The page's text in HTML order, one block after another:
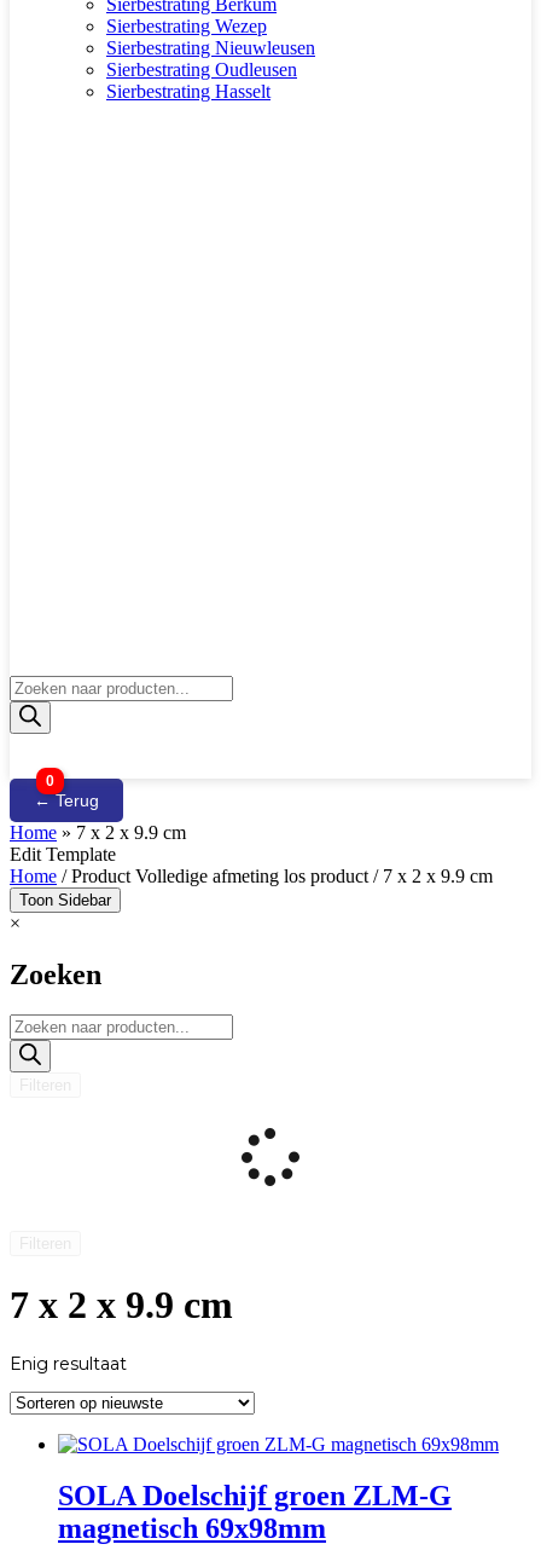
Sierbestrating Wezep
Sierbestrating Nieuwleusen
Sierbestrating Oudleusen
Sierbestrating Hasselt
Producten
zoeken
0
← Terug
Home » 7 x 2 x 9.9 cm
Edit Template
Home / Product Volledige afmeting los product / 7 x 2 x 9.9 cm
Toon Sidebar
×
Zoeken
Producten
zoeken
7 x 2 x 9.9 cm
Enig resultaat
SOLA Doelschijf groen ZLM-G
magnetisch 69x98mm